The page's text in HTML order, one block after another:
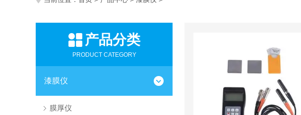
产品分类
PRODUCT CATEGORY
漆膜仪
膜厚仪